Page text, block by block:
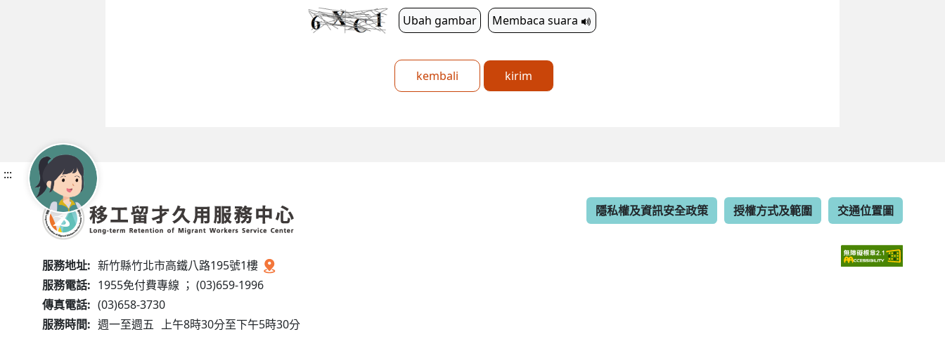
Ubah gambar Membaca suara
kembali kirim
:::
服務地址: 新竹縣竹北市高鐵八路195號1樓
服務電話: 1955免付費專線 ； (03)659-1996
傳真電話: (03)658-3730
服務時間: 週一至週五 上午8時30分至下午5時30分
隱私權及資訊安全政策 授權方式及範圍 交通位置圖